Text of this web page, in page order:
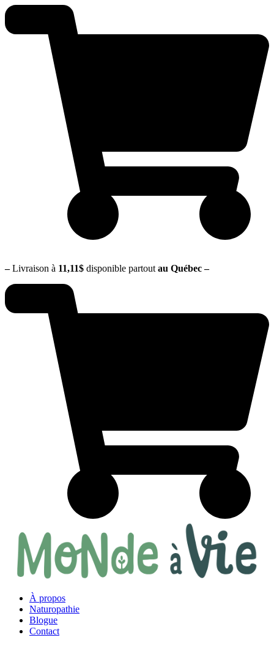
–Livraison à 11,11$ disponible partout au Québec –
À propos
Naturopathie
Blogue
Contact